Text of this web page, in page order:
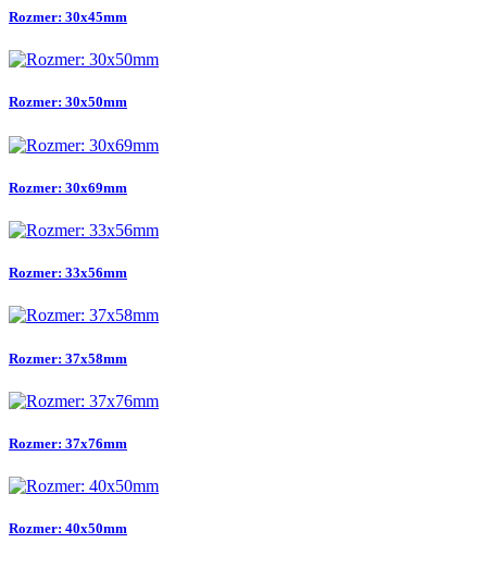
Rozmer: 30x45mm
Rozmer: 30x50mm
Rozmer: 30x69mm
Rozmer: 33x56mm
Rozmer: 37x58mm
Rozmer: 37x76mm
Rozmer: 40x50mm